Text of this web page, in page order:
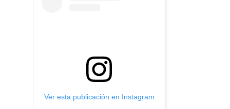
Ver esta publicación en Instagram